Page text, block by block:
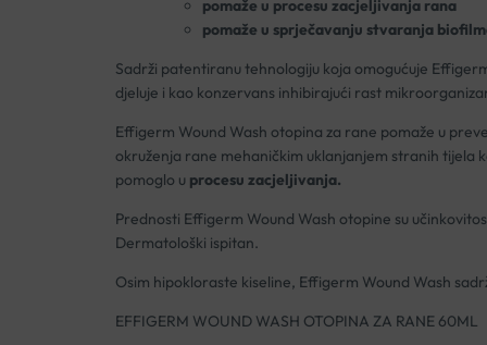
pomaže u procesu zacjeljivanja rana
pomaže u sprječavanju stvaranja
Sadrži patentiranu tehnologiju koja omogućuje
djeluje i kao konzervans inhibirajući rast
Effigerm Wound Wash otopina za rane pomaže u
okruženja rane mehaničkim uklanjanjem stranih tĳela
pomoglo u procesu zacjeljivanja.
Prednosti Effigerm Wound Wash otopine su
Dermatološki ispitan.
Osim hipokloraste kiseline, Effigerm Wound Wash
EFFIGERM WOUND WASH OTOPINA ZA RANE 60ML